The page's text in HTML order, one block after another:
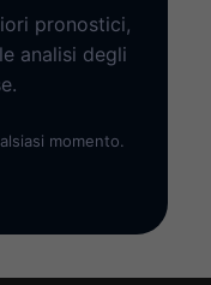
pronostici,
analisi degli
momento.